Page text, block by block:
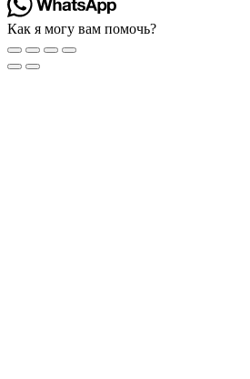
Как я могу вам помочь?